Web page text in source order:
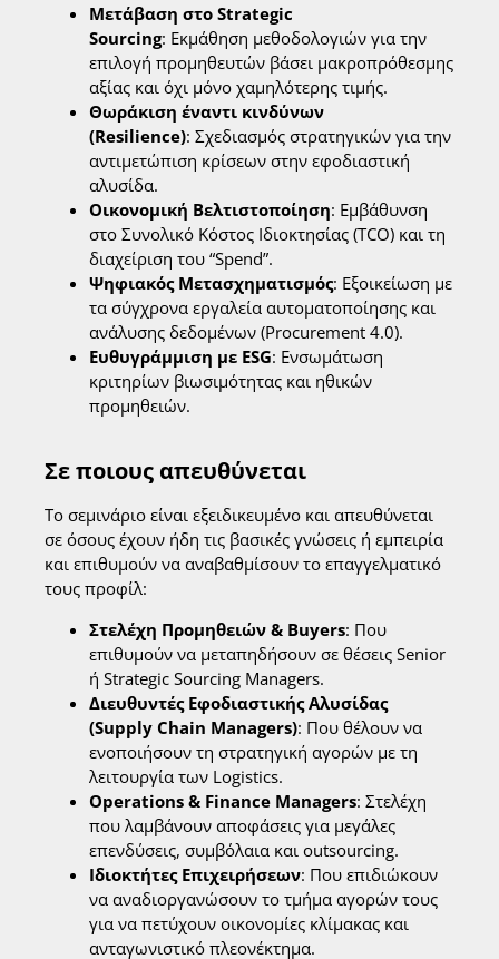
Μετάβαση στο Strategic
Sourcing: Εκμάθηση μεθοδολογιών για την
επιλογή προμηθευτών βάσει μακροπρόθεσμης
αξίας και όχι μόνο χαμηλότερης τιμής.
Θωράκιση έναντι κινδύνων
(Resilience): Σχεδιασμός στρατηγικών για την
αντιμετώπιση κρίσεων στην εφοδιαστική
αλυσίδα.
Οικονομική Βελτιστοποίηση: Εμβάθυνση
στο Συνολικό Κόστος Ιδιοκτησίας (TCO) και τη
διαχείριση του “Spend”.
Ψηφιακός Μετασχηματισμός: Εξοικείωση με
τα σύγχρονα εργαλεία αυτοματοποίησης και
ανάλυσης δεδομένων (Procurement 4.0).
Ευθυγράμμιση με ESG: Ενσωμάτωση
κριτηρίων βιωσιμότητας και ηθικών
προμηθειών.
Σε ποιους απευθύνεται
Το σεμινάριο είναι εξειδικευμένο και απευθύνεται
σε όσους έχουν ήδη τις βασικές γνώσεις ή εμπειρία
και επιθυμούν να αναβαθμίσουν το επαγγελματικό
τους προφίλ:
Στελέχη Προμηθειών & Buyers: Που
επιθυμούν να μεταπηδήσουν σε θέσεις Senior
ή Strategic Sourcing Managers.
Διευθυντές Εφοδιαστικής Αλυσίδας
(Supply Chain Managers): Που θέλουν να
ενοποιήσουν τη στρατηγική αγορών με τη
λειτουργία των Logistics.
Operations & Finance Managers: Στελέχη
που λαμβάνουν αποφάσεις για μεγάλες
επενδύσεις, συμβόλαια και outsourcing.
Ιδιοκτήτες Επιχειρήσεων: Που επιδιώκουν
να αναδιοργανώσουν το τμήμα αγορών τους
για να πετύχουν οικονομίες κλίμακας και
ανταγωνιστικό πλεονέκτημα.